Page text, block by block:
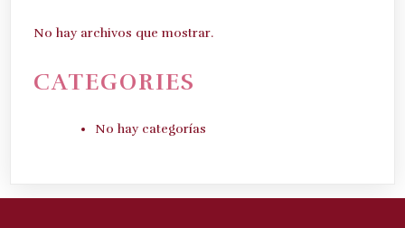
No hay archivos que mostrar.
CATEGORIES
No hay categorías